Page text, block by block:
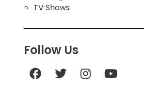
TV Shows
Follow Us